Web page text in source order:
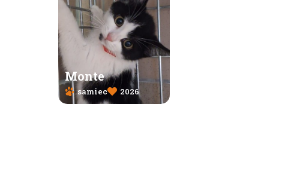
Monte
samiec 2026